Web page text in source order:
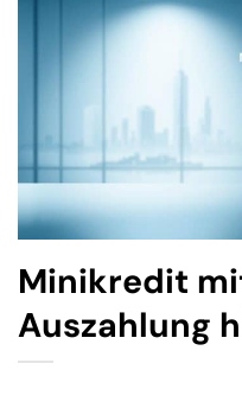
Minikredit
Auszahlung